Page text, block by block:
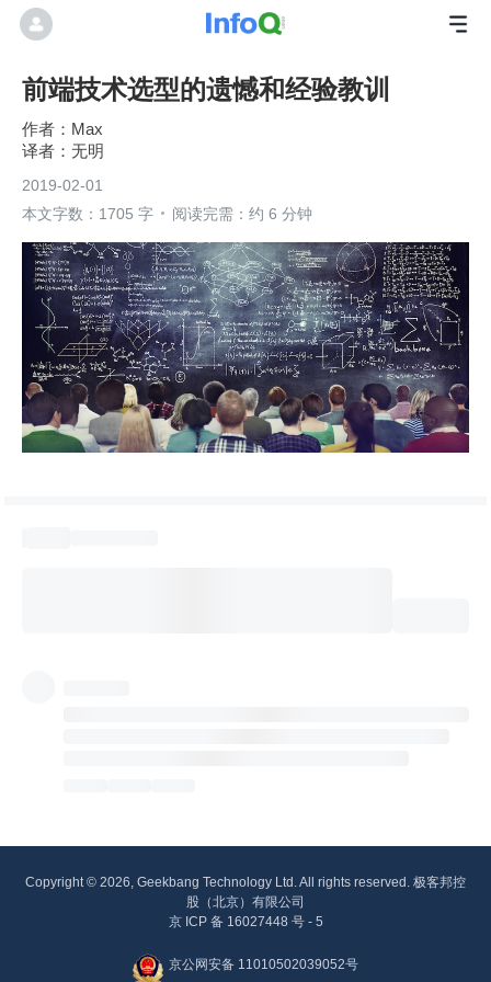
前端技术选型的遗憾和经验教训
Max
无明
2019-02-01
本文字数：1705 字
阅读完需：约 6 分钟
Copyright © 2026, Geekbang Technology Ltd. All rights reserved. 极客邦控
股（北京）有限公司
京 ICP 备 16027448 号 - 5
京公网安备 11010502039052号